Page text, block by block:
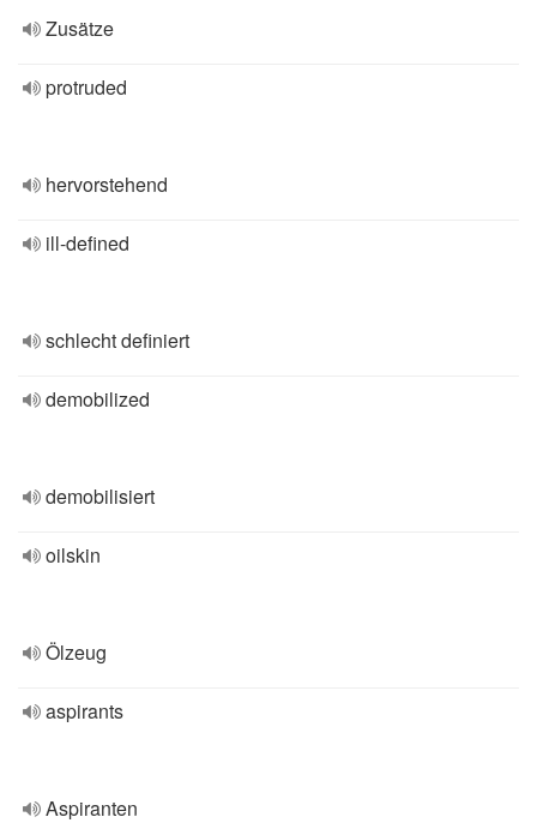
Zusätze
protruded
hervorstehend
ill-defined
schlecht definiert
demobilized
demobilisiert
oilskin
Ölzeug
aspirants
Aspiranten